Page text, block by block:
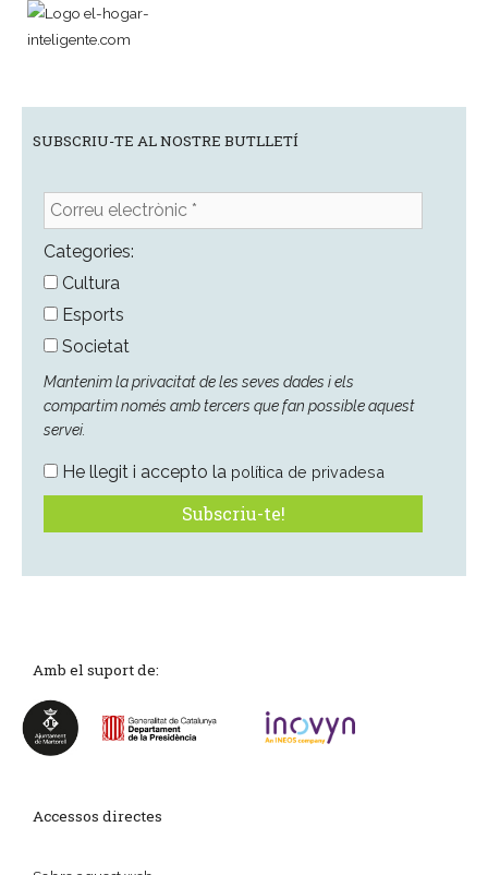
SUBSCRIU-TE AL NOSTRE BUTLLETÍ
Correu
electrònic
*Categories:
Cultura
Esports
Societat
Mantenim la privacitat de les seves dades i els
compartim només amb tercers que fan possible aquest
servei.
He llegit i accepto la política de privadesa
Amb el suport de:
Accessos directes